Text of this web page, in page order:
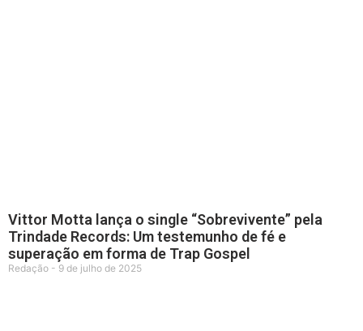
Vittor Motta lança o single “Sobrevivente” pela
Trindade Records: Um testemunho de fé e
superação em forma de Trap Gospel
Redação 9 de julho de 2025